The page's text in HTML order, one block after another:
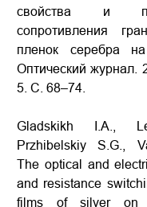
свойства и
сопротивления
пленок серебра
Оптический журнал.
5. С. 68–74.
Gladskikh I.A.,
Przhibelskiy S.G.,
The optical and
and resistance
films of silver on